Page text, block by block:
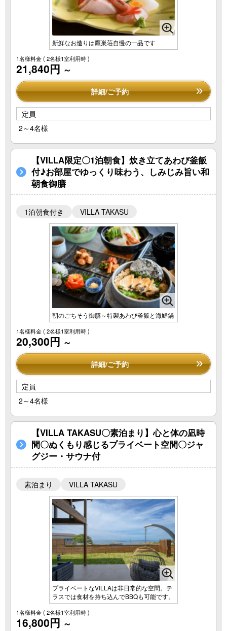
新鮮なお造りは鷹巣荘自慢の一品です
1名様料金( 2名様1室利用時 )
21,840円 ～
詳細/ご予約
定員
2～4名様
【VILLA限定〇1泊朝食】炊き立てあわび釜飯
付♪お部屋でゆっくり味わう、しみじみ旨い和
朝食御膳
1泊朝食付き VILLA TAKASU
朝のごちそう御膳～特製あわび釜飯と海鮮鍋
1名様料金( 2名様1室利用時 )
20,300円 ～
詳細/ご予約
定員
2～4名様
【VILLA TAKASU〇素泊まり】心と体の凪時
間〇ぬくもり感じるプライベート空間〇ジャ
グジー・サウナ付
素泊まり VILLA TAKASU
プライベートなVILLAは非日常的な空間。テ
ラスでは食材を持ち込んでBBQも可能です。
1名様料金( 2名様1室利用時 )
16,800円 ～